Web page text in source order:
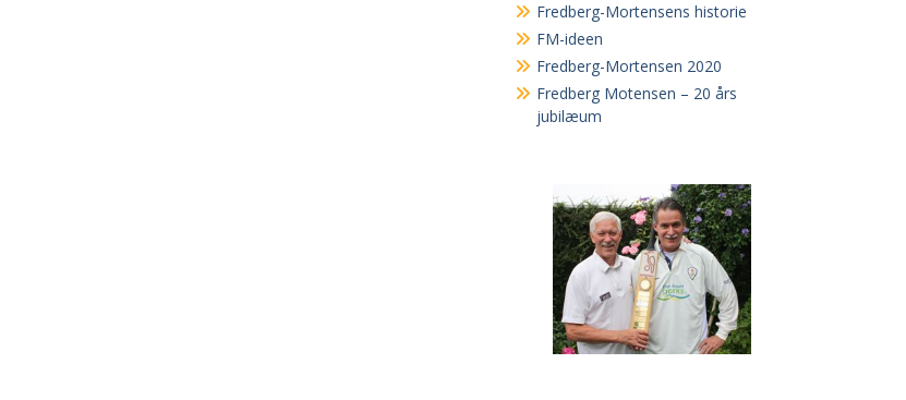
Fredberg-Mortensens historie
FM-ideen
Fredberg-Mortensen 2020
Fredberg Motensen – 20 års
jubilæum